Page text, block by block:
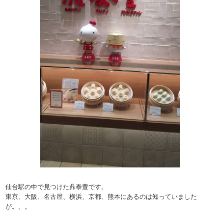
仙台駅の中で見つけた鼎泰豊です。
東京、大阪、名古屋、横浜、京都、熊本にあるのは知っていました
が。。。